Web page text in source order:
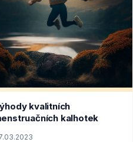
kvalitních
kalhotek